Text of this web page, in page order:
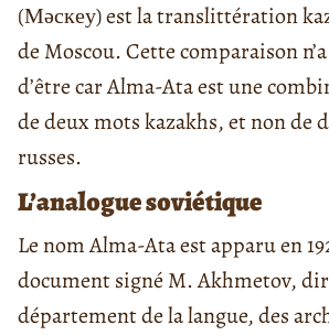
(Мәскеу) est la translittération
de Moscou. Cette comparaison
d’être car Alma-Ata est une
de deux mots kazakhs, et non de
russes.
L’analogue soviétique
Le nom Alma-Ata est apparu en
document signé M. Akhmetov,
département de la langue, des